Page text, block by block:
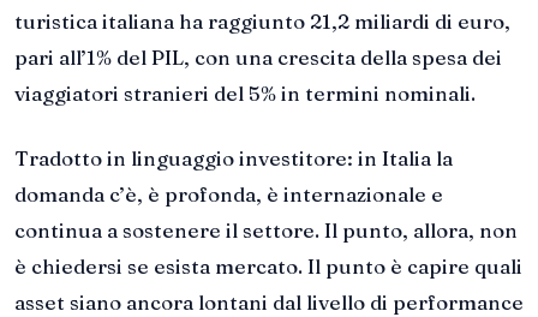
turistica italiana ha raggiunto 21,2 miliardi di euro,
pari all’1% del PIL, con una crescita della spesa dei
viaggiatori stranieri del 5% in termini nominali.
Tradotto in linguaggio investitore: in Italia la
domanda c’è, è profonda, è internazionale e
continua a sostenere il settore. Il punto, allora, non
è chiedersi se esista mercato. Il punto è capire quali
asset siano ancora lontani dal livello di performance